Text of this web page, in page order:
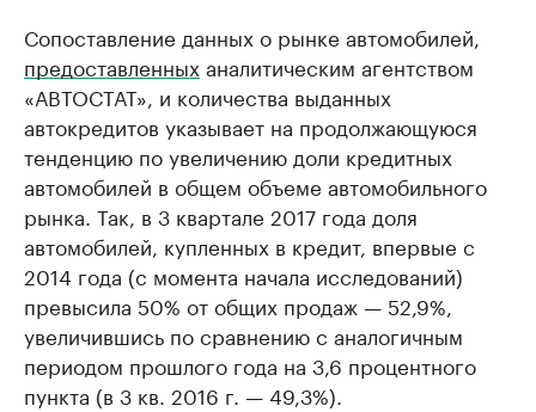
Сопоставление данных о рынке автомобилей,
предоставленных аналитическим агентством
«АВТОСТАТ», и количества выданных
автокредитов указывает на продолжающуюся
тенденцию по увеличению доли кредитных
автомобилей в общем объеме автомобильного
рынка. Так, в 3 квартале 2017 года доля
автомобилей, купленных в кредит, впервые с
2014 года (с момента начала исследований)
превысила 50% от общих продаж — 52,9%,
увеличившись по сравнению с аналогичным
периодом прошлого года на 3,6 процентного
пункта (в 3 кв. 2016 г. — 49,3%).